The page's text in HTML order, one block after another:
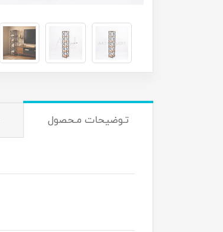
تـوضیحات مـحصول